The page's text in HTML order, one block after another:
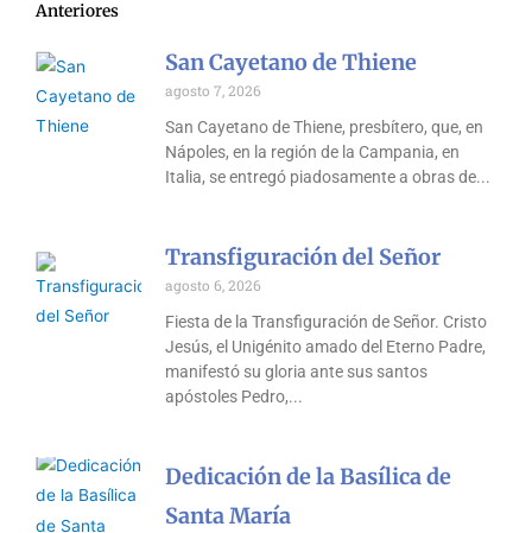
Anteriores
San Cayetano de Thiene
agosto 7, 2026
San Cayetano de Thiene, presbítero, que, en
Nápoles, en la región de la Campania, en
Italia, se entregó piadosamente a obras de
Transfiguración del Señor
agosto 6, 2026
Fiesta de la Transfiguración de Señor. Cristo
Jesús, el Unigénito amado del Eterno Padre,
manifestó su gloria ante sus santos
apóstoles Pedro,
Dedicación de la Basílica de
Santa María